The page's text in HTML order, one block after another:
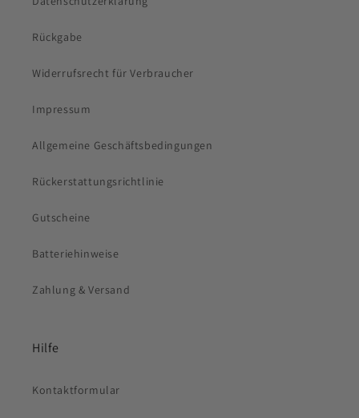
Rückgabe
Widerrufsrecht für Verbraucher
Impressum
Allgemeine Geschäftsbedingungen
Rückerstattungsrichtlinie
Gutscheine
Batteriehinweise
Zahlung & Versand
Hilfe
Kontaktformular